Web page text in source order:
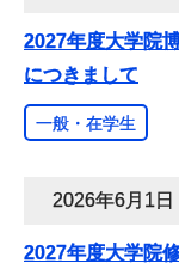
2027年度大学院
につきまして
一般・在学生
2026年6月1日
2027年度大学院